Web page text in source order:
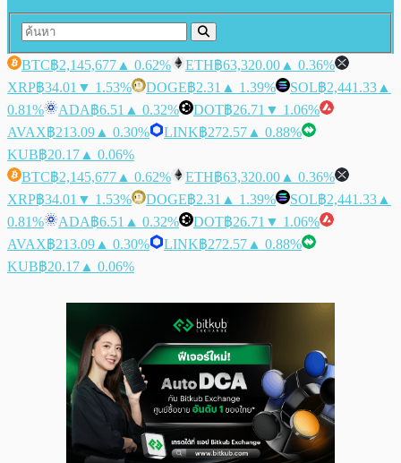
BTC฿2,145,677 ▲ 0.62% ETH฿63,320.00 ▲ 0.36%
XRP฿34.01 ▼ 1.53% DOGE฿2.31 ▲ 1.39% SOL฿2,441.33 ▲
0.81%
ADA฿6.51 ▲ 0.32% DOT฿26.71 ▼ 1.06%
AVAX฿213.09 ▲ 0.30% LINK฿272.57 ▲ 0.88%
KUB฿20.17 ▲ 0.06%
BTC฿2,145,677 ▲ 0.62% ETH฿63,320.00 ▲ 0.36%
XRP฿34.01 ▼ 1.53% DOGE฿2.31 ▲ 1.39% SOL฿2,441.33 ▲
0.81%
ADA฿6.51 ▲ 0.32% DOT฿26.71 ▼ 1.06%
AVAX฿213.09 ▲ 0.30% LINK฿272.57 ▲ 0.88%
KUB฿20.17 ▲ 0.06%